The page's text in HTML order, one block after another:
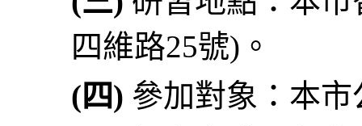
四維路25號)。
(四) 參加對象：本